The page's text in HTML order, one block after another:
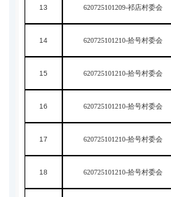
13 620725101209-祁店村委会
14 620725101210-拾号村委会
15 620725101210-拾号村委会
16 620725101210-拾号村委会
17 620725101210-拾号村委会
18 620725101210-拾号村委会